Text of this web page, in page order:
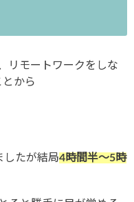
リモートワークをしな
から
したが結局4時間半〜5時